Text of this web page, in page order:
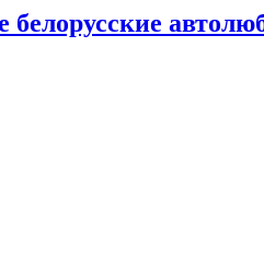
белорусские